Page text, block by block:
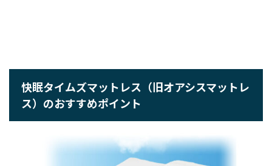
快眠タイムズマットレス（旧オアシスマットレ
ス）のおすすめポイント